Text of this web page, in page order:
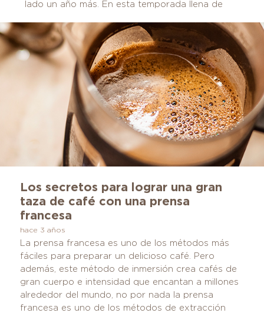
lado un año más. En esta temporada llena de
especiales, queremos agradecerles por formar
parte de nuestra gran familia. Es un placer para
nosotros compartir inolvidables experiencias
durante esta época con cada uno de ustedes.
hace 2 años
Los secretos para lograr una gran
taza de café con una prensa
francesa
hace 3 años
La prensa francesa es uno de los métodos más
fáciles para preparar un delicioso café. Pero
además, este método de inmersión crea cafés de
gran cuerpo e intensidad que encantan a millones
alrededor del mundo, no por nada la prensa
francesa es uno de los métodos de extracción